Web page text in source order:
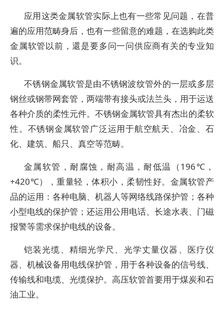
应用这类金属软管实际上也有一些常见问题，在普
遍的应用范畴身后，也有一些留意的难题，在选购此类
金属软管以前，還是要多问一问供应商有关的专业知
识。
不锈钢金属软管是由不锈钢波纹管外的一层或多层
钢丝或钢带网套管，两端带有接头或法兰头，用于运送
各种介质的柔性元件。不锈钢金属软管具有杰出的柔软
性。不锈钢金属软管广泛运用于航空航天、冶金、石
化、建筑、船只、真空等范畴。
金属软管，耐腐蚀，耐高温，耐低温（196℃，
+420℃），重量轻，体积小，柔韧性好。金属软管产
品的运用：各种电脑、机器人等网络线路保护管；各种
小型电线的保护管；还运用公用电话、长途水表、门磁
报警等需求保护电线的设备。
铠装光缆、精细光学尺、光学丈量仪器、医疗仪
器、机械设备用电线保护管，用于各种设备的信号线、
传输线和电缆、光缆保护。高压软管首要用于煤炭和石
油工业。